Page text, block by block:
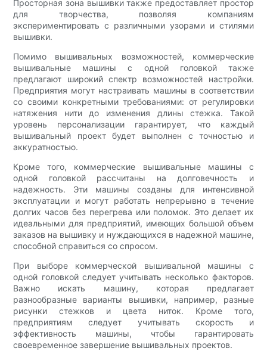
Просторная зона вышивки также предоставляет простор
для творчества, позволяя компаниям
экспериментировать с различными узорами и стилями
вышивки.
Помимо вышивальных возможностей, коммерческие
вышивальные машины с одной головкой также
предлагают широкий спектр возможностей настройки.
Предприятия могут настраивать машины в соответствии
со своими конкретными требованиями: от регулировки
натяжения нити до изменения длины стежка. Такой
уровень персонализации гарантирует, что каждый
вышивальный проект будет выполнен с точностью и
аккуратностью.
Кроме того, коммерческие вышивальные машины с
одной головкой рассчитаны на долговечность и
надежность. Эти машины созданы для интенсивной
эксплуатации и могут работать непрерывно в течение
долгих часов без перегрева или поломок. Это делает их
идеальными для предприятий, имеющих большой объем
заказов на вышивку и нуждающихся в надежной машине,
способной справиться со спросом.
При выборе коммерческой вышивальной машины с
одной головкой следует учитывать несколько факторов.
Важно искать машину, которая предлагает
разнообразные варианты вышивки, например, разные
рисунки стежков и цвета ниток. Кроме того,
предприятиям следует учитывать скорость и
эффективность машины, чтобы гарантировать
своевременное завершение вышивальных проектов.